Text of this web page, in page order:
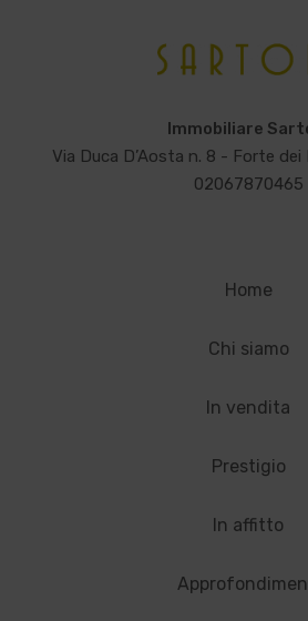
Immobiliare
Via Duca D’Aosta n. 8 - Forte dei
02067870465
Home
Chi siamo
In vendita
Prestigio
In affitto